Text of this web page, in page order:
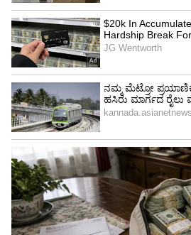
ಸಂಸ್ಥಾನದ ರಾಜ ಯದುವೀರ್
ಆದರೂ ಜೆಡಿಎಸ್‌ನೊಂದಿಗೆ
ಒಡನಾಟವನ್ನೇ ಹೊಂದಿದ್ದಾರೆ. ಇದರ
ಚನ್ನಪಟ್ಟಣದ ಮೈತ್ರಿ ಟಿಕೆಟ್ ಪ್ರತಾಪ್
ಎಂಬ ಖಚಿತತೆಯನ್ನು ಹೆಚ್ಚು
ಜೆಡಿಎಸ್‌ನಿಂದಲೇ ಟಿಕೆಟ್: ಒಪ್ಪಿಗೆ
ಸಿಂಹ:ಚನ್ನಪಟ್ಟಣ ವಿಧಾನಸಭಾ
ಸಂಸದ ಪ್ರತಾಪ್ ಸಿಂಹ ಅವರ
ಬೇರಾರೂ ಅಲ್ಲ, ಸ್ವತಃ ಜೆಡಿಎಸ್‌ನ
ಸಾ.ರಾ. ಮಹೇಶ್, ಬಂಡೆಪ್ಪ